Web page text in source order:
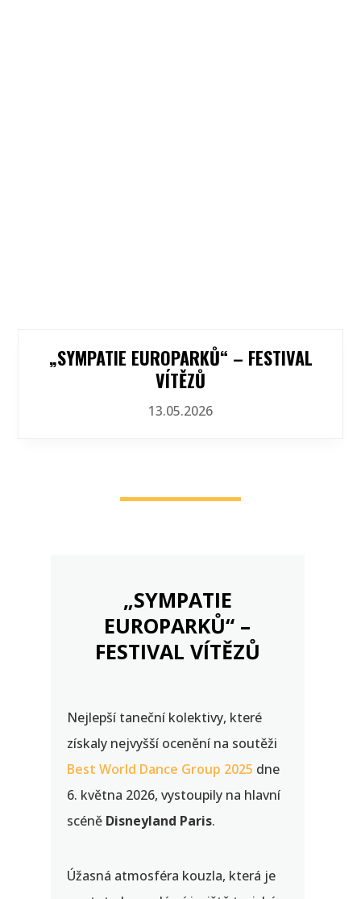
„SYMPATIE EUROPARKŮ“ – FESTIVAL
VÍTĚZŮ
13.05.2026
„SYMPATIE
EUROPARKŮ“ –
FESTIVAL VÍTĚZŮ
Nejlepší taneční kolektivy, které
získaly nejvyšší ocenění na soutěži
Best World Dance Group 2025 dne
6. května 2026, vystoupily na hlavní
scéně Disneyland Paris.
Úžasná atmosféra kouzla, která je